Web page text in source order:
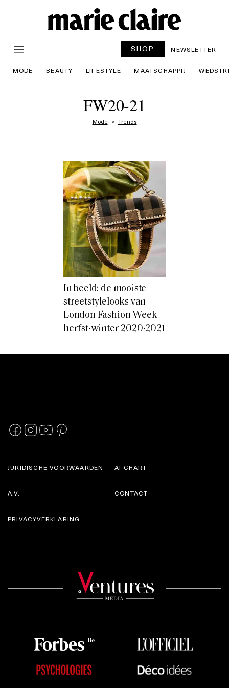
SHOP NEWSLETTER
MODE BEAUTY LIFESTYLE MAATSCHAPPIJ
FW20-21
Mode Trends
In beeld: de mooiste
streetstylelooks van
London Fashion Week
herfst-winter 2020-2021
JURIDISCHE VOORWAARDEN
A.V.
AI CHART
CONTACT
PRIVACYVERKLARING